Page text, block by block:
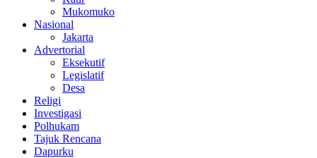
Mukomuko
Nasional
Jakarta
Advertorial
Eksekutif
Legislatif
Desa
Religi
Investigasi
Polhukam
Tajuk Rencana
Dapurku